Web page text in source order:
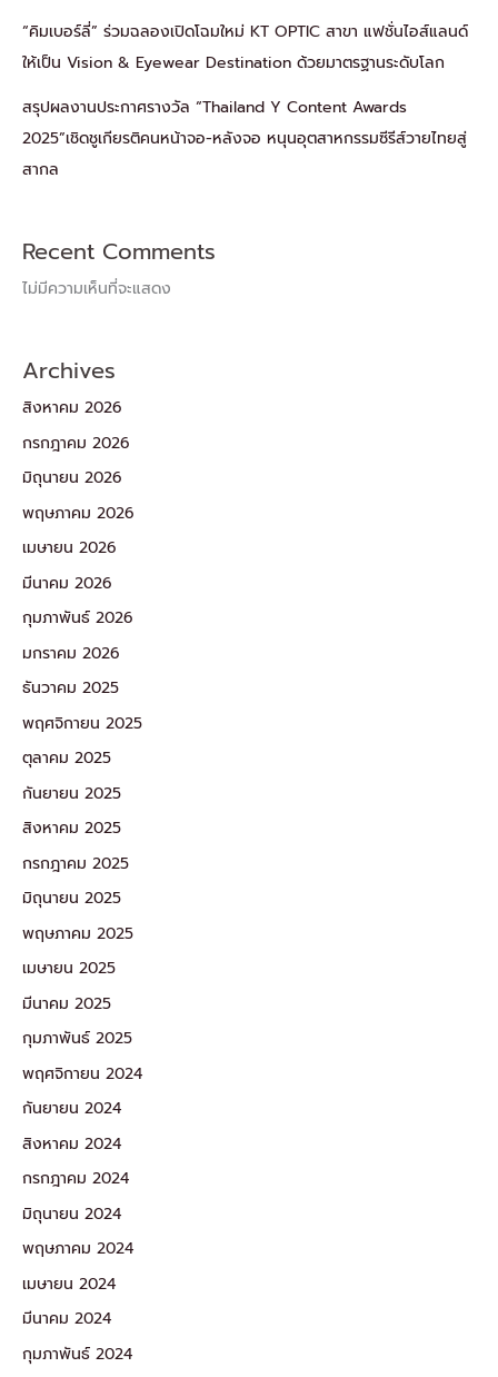
“คิมเบอร์ลี่” ร่วมฉลองเปิดโฉมใหม่ KT OPTIC สาขา แฟชั่นไอส์แลนด์
ให้เป็น Vision & Eyewear Destination ด้วยมาตรฐานระดับโลก
สรุปผลงานประกาศรางวัล “Thailand Y Content Awards
2025”เชิดชูเกียรติคนหน้าจอ-หลังจอ หนุนอุตสาหกรรมซีรีส์วายไทยสู่
สากล
Recent Comments
ไม่มีความเห็นที่จะแสดง
Archives
สิงหาคม 2026
กรกฎาคม 2026
มิถุนายน 2026
พฤษภาคม 2026
เมษายน 2026
มีนาคม 2026
กุมภาพันธ์ 2026
มกราคม 2026
ธันวาคม 2025
พฤศจิกายน 2025
ตุลาคม 2025
กันยายน 2025
สิงหาคม 2025
กรกฎาคม 2025
มิถุนายน 2025
พฤษภาคม 2025
เมษายน 2025
มีนาคม 2025
กุมภาพันธ์ 2025
พฤศจิกายน 2024
กันยายน 2024
สิงหาคม 2024
กรกฎาคม 2024
มิถุนายน 2024
พฤษภาคม 2024
เมษายน 2024
มีนาคม 2024
กุมภาพันธ์ 2024